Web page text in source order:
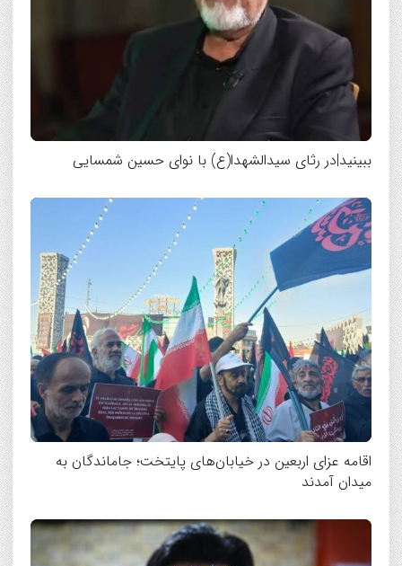
ببینید|در رثای سیدالشهدا(ع) با نوای حسین شمسایی
اقامه عزای اربعین در خیابان‌های پایتخت؛ جاماندگان به
میدان آمدند